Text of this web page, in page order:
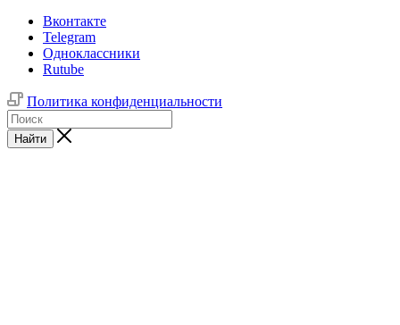
Вконтакте
Telegram
Одноклассники
Rutube
Политика конфиденциальности
Найти